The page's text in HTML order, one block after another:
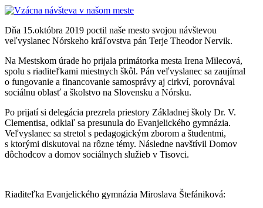
Dňa 15.októbra 2019 poctil naše mesto svojou návštevou
veľvyslanec Nórskeho kráľovstva pán Terje Theodor Nervik.
Na Mestskom úrade ho prijala primátorka mesta Irena Milecová,
spolu s riaditeľkami miestnych škôl. Pán veľvyslanec sa zaujímal
o fungovanie a financovanie samosprávy aj cirkví, porovnával
sociálnu oblasť a školstvo na Slovensku a Nórsku.
Po prijatí si delegácia prezrela priestory Základnej školy Dr. V.
Clementisa, odkiaľ sa presunula do Evanjelického gymnázia.
Veľvyslanec sa stretol s pedagogickým zborom a študentmi,
s ktorými diskutoval na rôzne témy. Následne navštívil Domov
dôchodcov a domov sociálnych služieb v Tisovci.
Riaditeľka Evanjelického gymnázia Miroslava Štefániková: